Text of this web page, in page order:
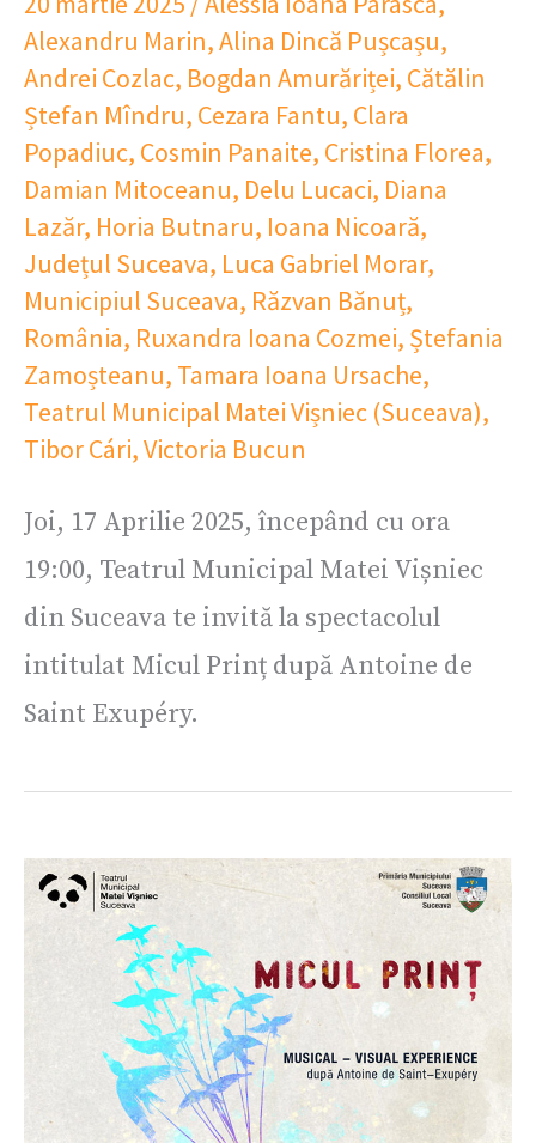
Alexandru Marin,Alina Dincă Pușcașu,
Andrei Cozlac, Bogdan Amurăriței, Cătălin
Ștefan Mîndru, Cezara Fantu, Clara
Popadiuc, Cosmin Panaite, Cristina Florea,
Damian Mitoceanu, Delu Lucaci, Diana
Lazăr, Horia Butnaru, Ioana Nicoară,
Județul Suceava, Luca Gabriel Morar,
Municipiul Suceava, Răzvan Bănuț,
România, Ruxandra Ioana Cozmei, Ștefania
Zamoșteanu, Tamara Ioana Ursache,
Teatrul Municipal Matei Vișniec (Suceava),
Tibor Cári,Victoria Bucun
Joi, 17 Aprilie 2025, începând cu ora
19:00, Teatrul Municipal Matei Vișniec
din Suceava te invită la spectacolul
intitulat Micul Prinț după Antoine de
Saint Exupéry.